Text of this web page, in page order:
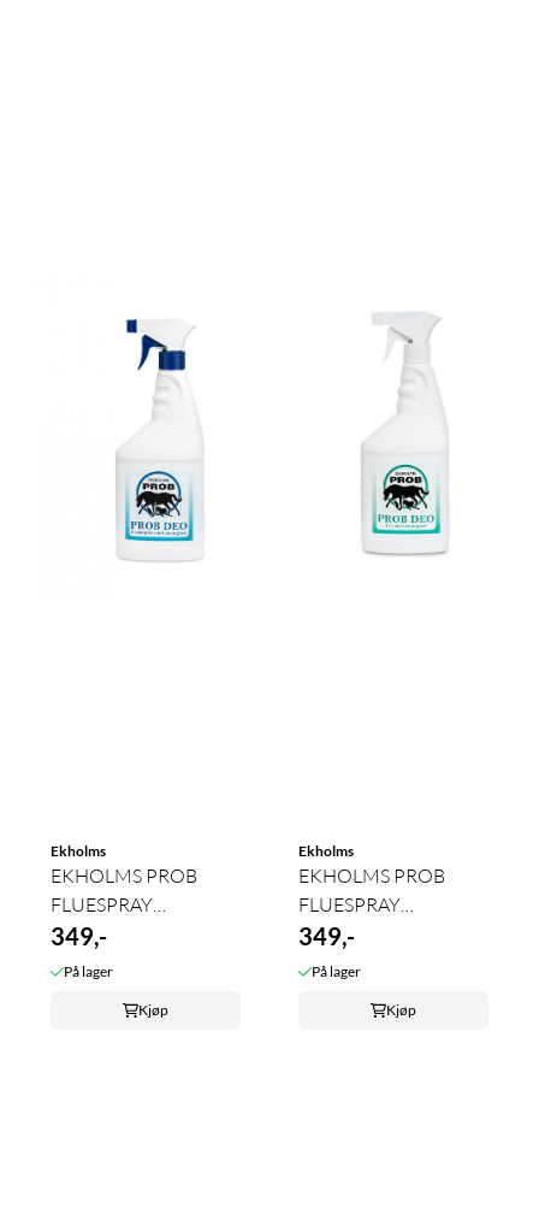
Ekholms
EKHOLMS PROB
FLUESPRAY
EUKALYPTUS 750ml
349,-
På lager
Kjøp
Ekholms
EKHOLMS PROB
FLUESPRAY
FURUTJÆRE &
SITRONGRESS ...
349,-
På lager
Kjøp